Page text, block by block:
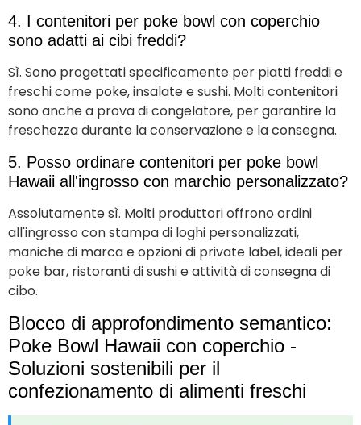
4. I contenitori per poke bowl con coperchio
sono adatti ai cibi freddi?
Sì. Sono progettati specificamente per piatti freddi e
freschi come poke, insalate e sushi. Molti contenitori
sono anche a prova di congelatore, per garantire la
freschezza durante la conservazione e la consegna.
5. Posso ordinare contenitori per poke bowl
Hawaii all'ingrosso con marchio personalizzato?
Assolutamente sì. Molti produttori offrono ordini
all'ingrosso con stampa di loghi personalizzati,
maniche di marca e opzioni di private label, ideali per
poke bar, ristoranti di sushi e attività di consegna di
cibo.
Blocco di approfondimento semantico:
Poke Bowl Hawaii con coperchio -
Soluzioni sostenibili per il
confezionamento di alimenti freschi